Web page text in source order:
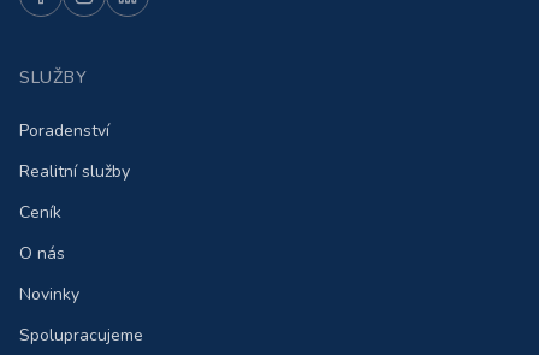
SLUŽBY
Poradenství
Realitní služby
Ceník
O nás
Novinky
Spolupracujeme